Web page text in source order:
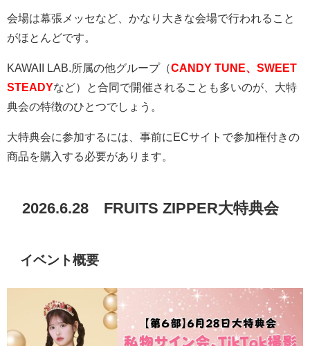
会場は幕張メッセなど、かなり大きな会場で行われること
がほとんどです。
KAWAII LAB. 所属の他グループ（CANDY TUNE、SWEET
STEADYなど）と合同で開催されることも多いのが、大特
典会の特徴のひとつでしょう。
大特典会に参加するには、事前に ECサイトで参加権付きの
商品を購入する必要があります。
2026.6.28 FRUITS ZIPPER大特典会
イベント概要